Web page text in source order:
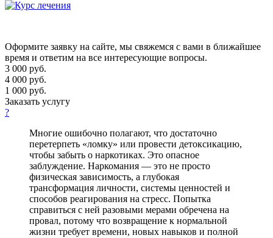
Оформите заявку на сайте, мы свяжемся с вами в ближайшее
время и ответим на все интересующие вопросы.
3 000 руб.
4 000 руб.
1 000 руб.
Заказать услугу
?
Многие ошибочно полагают, что достаточно
перетерпеть «ломку» или провести детоксикацию,
чтобы забыть о наркотиках. Это опасное
заблуждение. Наркомания — это не просто
физическая зависимость, а глубокая
трансформация личности, системы ценностей и
способов реагирования на стресс. Попытка
справиться с ней разовыми мерами обречена на
провал, потому что возвращение к нормальной
жизни требует времени, новых навыков и полной